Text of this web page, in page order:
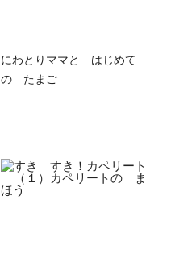
にわとりママと はじめて
の たまご